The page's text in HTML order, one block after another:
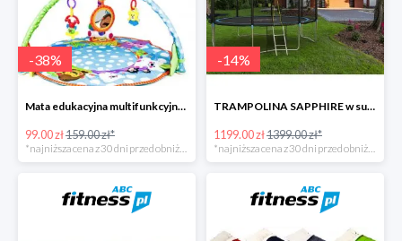
-38%
Mata edukacyjna multifunkcyjna z muzyką
99.00 zł159.00 zł*
-14%
TRAMPOLINA SAPPHIRE w super cenie
1199.00 zł1399.00 zł*